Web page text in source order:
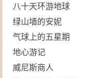
八十天环游地球
绿山墙的安妮
气球上的五星期
地心游记
威尼斯商人